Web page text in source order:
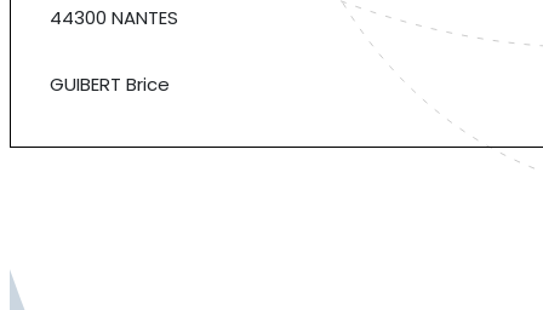
44300 NANTES
GUIBERT Brice